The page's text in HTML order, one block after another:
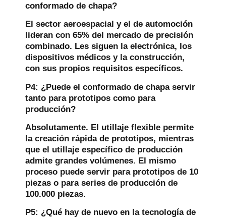
conformado de chapa?
El sector aeroespacial y el de automoción
lideran con 65% del mercado de precisión
combinado. Les siguen la electrónica, los
dispositivos médicos y la construcción,
con sus propios requisitos específicos.
P4: ¿Puede el conformado de chapa servir
tanto para prototipos como para
producción?
Absolutamente. El utillaje flexible permite
la creación rápida de prototipos, mientras
que el utillaje específico de producción
admite grandes volúmenes. El mismo
proceso puede servir para prototipos de 10
piezas o para series de producción de
100.000 piezas.
P5: ¿Qué hay de nuevo en la tecnología de